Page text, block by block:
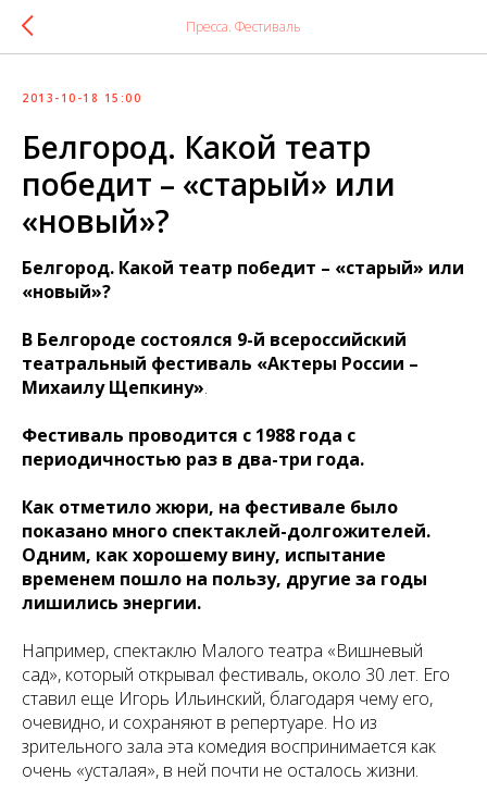
Пресса. Фестиваль
2013-10-18 15:00
Белгород. Какой театр
победит – «старый» или
«новый»?
Белгород. Какой театр победит – «старый» или
«новый»?
В Белгороде состоялся 9-й всероссийский
театральный фестиваль «Актеры России –
Михаилу Щепкину».
Фестиваль проводится с 1988 года с
периодичностью раз в два-три года.
Как отметило жюри, на фестивале было
показано много спектаклей-долгожителей.
Одним, как хорошему вину, испытание
временем пошло на пользу, другие за годы
лишились энергии.
Например, спектаклю Малого театра «Вишневый
сад», который открывал фестиваль, около 30 лет. Его
ставил еще Игорь Ильинский, благодаря чему его,
очевидно, и сохраняют в репертуаре. Но из
зрительного зала эта комедия воспринимается как
очень «усталая», в ней почти не осталось жизни.